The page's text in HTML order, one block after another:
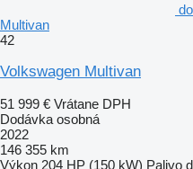
Multivan
42
Volkswagen Multivan
51 999 € Vrátane DPH
Dodávka osobná
2022
146 355 km
Výkon 204 HP (150 kW) Palivo